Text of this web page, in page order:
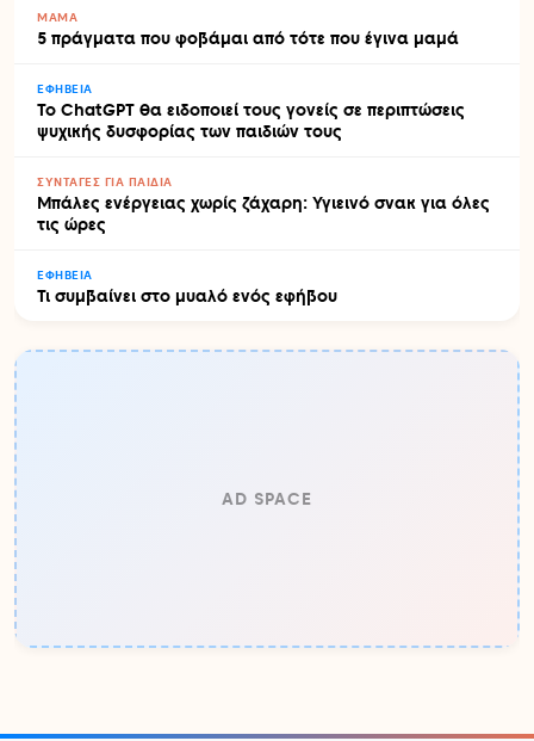
ΜΑΜΆ
5 πράγματα που φοβάμαι από τότε που έγινα μαμά
ΕΦΗΒΕΊΑ
Το ChatGPT θα ειδοποιεί τους γονείς σε περιπτώσεις
ψυχικής δυσφορίας των παιδιών τους
ΣΥΝΤΑΓΈΣ ΓΙΑ ΠΑΙΔΙΆ
Μπάλες ενέργειας χωρίς ζάχαρη: Υγιεινό σνακ για όλες
τις ώρες
ΕΦΗΒΕΊΑ
Τι συμβαίνει στο μυαλό ενός εφήβου
AD SPACE